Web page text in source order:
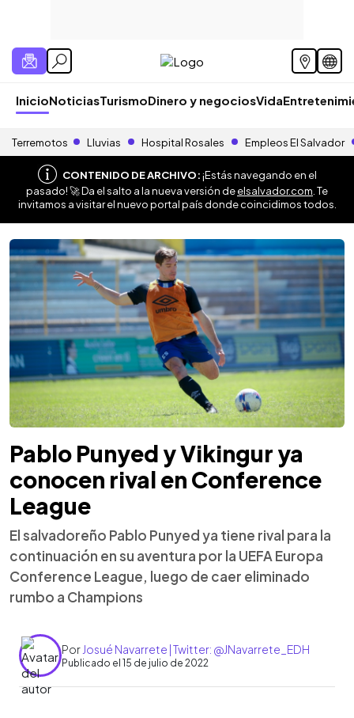
InicioNoticiasTurismoDinero y negociosVida
Terremotos Lluvias Hospital Rosales Empleos El Salvador
CONTENIDO DE ARCHIVO:¡Estás navegando en el
pasado! 🚀 Da el salto a la nueva versión deelsalvador.com . Te
invitamos a visitar el nuevo portal país donde coincidimos todos.
Pablo Punyed y Vikingur ya
conocen rival en Conference
League
El salvadoreño Pablo Punyed ya tiene rival para la
continuación en su aventura por la UEFA Europa
Conference League, luego de caer eliminado
rumbo a Champions
Por Josué Navarrete | Twitter: @JNavarrete_EDH
Publicado el 15 de julio de 2022